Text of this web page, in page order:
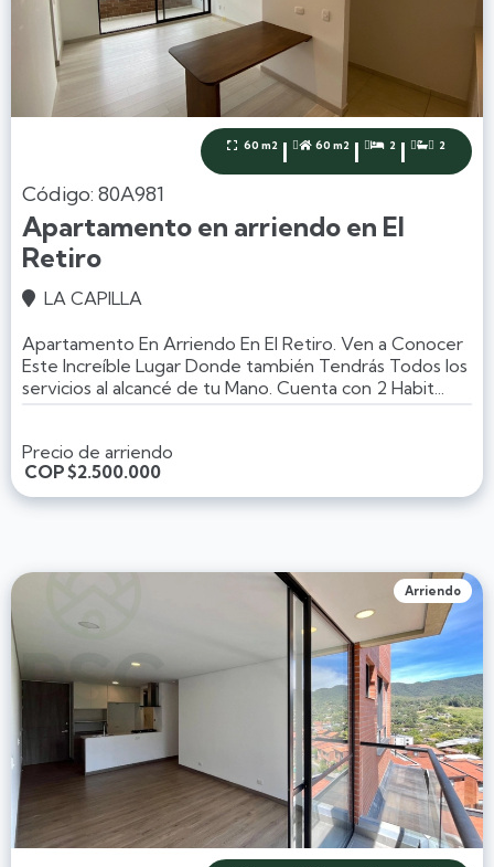
 60 m2 |  60 m2 |  2 |  2
Código: 80A981
Apartamento en arriendo en El
Retiro
 LA CAPILLA
Apartamento En Arriendo En El Retiro. Ven a Conocer
Este Increíble Lugar Donde también Tendrás Todos los
servicios al alcancé de tu Mano. Cuenta con 2 Habit...
Precio de arriendo
COP$2.500.000
Arriendo